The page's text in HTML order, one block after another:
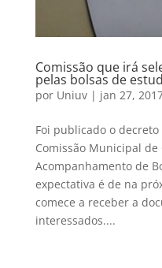
Comissão que irá
pelas bolsas de
por Uniuv| jan 27,
Foi publicado o
Comissão Municipal de
Acompanhamento de
expectativa é de na
comece a receber a
interessados....